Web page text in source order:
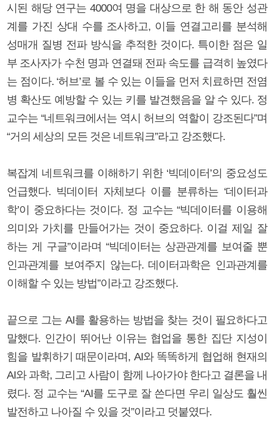
시된 해당 연구는 4000여 명을 대상으로 한 해 동안 성관
계를 가진 상대 수를 조사하고, 이들 연결고리를 분석해
성매개 질병 전파 방식을 추적한 것이다. 특이한 점은 일
부 조사자가 수천 명과 연결돼 전파 속도를 급격히 높였다
는 점이다. ‘허브’로 볼 수 있는 이들을 먼저 치료하면 전염
병 확산도 예방할 수 있는 키를 발견했음을 알 수 있다. 정
교수는 “네트워크에서는 역시 허브의 역할이 강조된다”며
“거의 세상의 모든 것은 네트워크”라고 강조했다.
복잡계 네트워크를 이해하기 위한 ‘빅데이터’의 중요성도
언급했다. 빅데이터 자체보다 이를 분류하는 ‘데이터과
학’이 중요하다는 것이다. 정 교수는 “빅데이터를 이용해
의미와 가치를 만들어가는 것이 중요하다. 이걸 제일 잘
하는 게 구글”이라며 “빅데이터는 상관관계를 보여줄 뿐
인과관계를 보여주지 않는다. 데이터과학은 인과관계를
이해할 수 있는 방법”이라고 강조했다.
끝으로 그는 AI를 활용하는 방법을 찾는 것이 필요하다고
말했다. 인간이 뛰어난 이유는 협업을 통한 집단 지성이
힘을 발휘하기 때문이라며, AI와 똑똑하게 협업해 현재의
AI와 과학, 그리고 사람이 함께 나아가야 한다고 결론을 내
렸다. 정 교수는 “AI를 도구로 잘 쓴다면 우리 일상도 훨씬
발전하고 나아질 수 있을 것”이라고 덧붙였다.